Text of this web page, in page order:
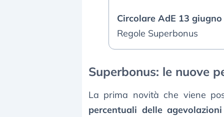
Circolare AdE 13
Regole Superbonus
Superbonus: le nuove
La prima novità che viene
percentuali delle agevolazioni